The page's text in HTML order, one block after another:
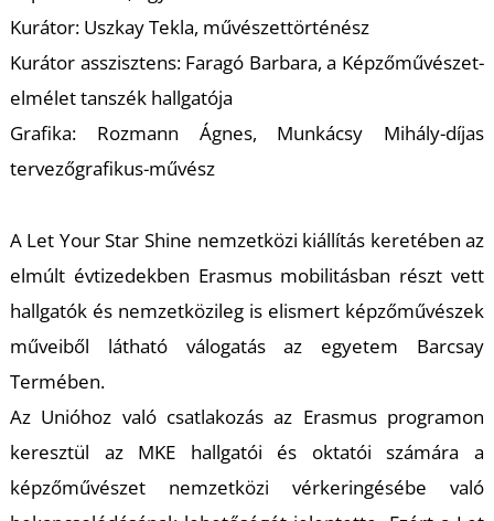
Kurátor: Uszkay Tekla, művészettörténész
Kurátor asszisztens: Faragó Barbara, a Képzőművészet-
elmélet tanszék hallgatója
Grafika: Rozmann Ágnes, Munkácsy Mihály-díjas
tervezőgrafikus-művész
A Let Your Star Shine nemzetközi kiállítás keretében az
elmúlt évtizedekben Erasmus mobilitásban részt vett
hallgatók és nemzetközileg is elismert képzőművészek
műveiből látható válogatás az egyetem Barcsay
Termében.
Az Unióhoz való csatlakozás az Erasmus programon
keresztül az MKE hallgatói és oktatói számára a
képzőművészet nemzetközi vérkeringésébe való